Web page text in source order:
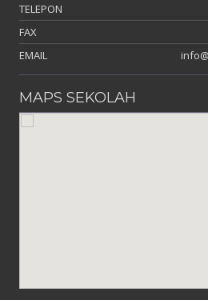
TELEPON
FAX
EMAIL
MAPS SEKOLAH